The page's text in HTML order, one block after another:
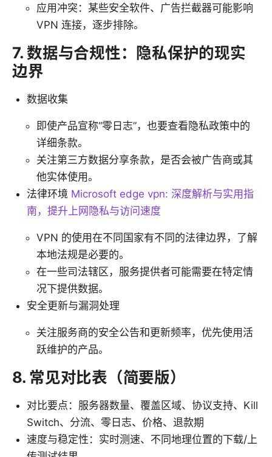
应用冲突：某些安全软件、广告拦截器可能影响
VPN 连接，逐步排除。
7. 数据与合规性：隐私保护的现实
边界
数据收集
即使产品宣称“零日志”，也要查看隐私政策中的
详细条款。
关注第三方数据分享条款，是否会被广告商或其
他实体使用。
法律环境 Microsoft edge vpn: 深度解析与实用指
南，提升上网隐私与访问速度
VPN 的使用在不同国家有不同的法律边界，了解
本地法规是必要的。
在一些司法辖区，服务提供者可能需要在特定情
况下提供数据。
安全更新与漏洞处理
关注服务商的安全公告和更新频率，优先使用活
跃维护的产品。
8. 常见对比表（简要版）
对比要点：服务器数量、覆盖区域、协议支持、Kill
Switch、分流、零日志、价格、退款期
速度与稳定性：实时测速、不同地理位置的下载/上